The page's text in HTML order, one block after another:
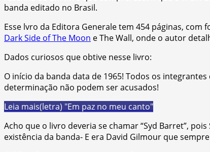
banda editado no Brasil.
Esse lvro da Editora Generale tem 454 páginas,
Dark Side of The Moon e The Wall, onde o autor
Dados curiosos que obtive nesse livro:
O início da banda data de 1965! Todos os
determinação não podem ser acusados!
Leia mais(letra) "Em paz no meu canto"
Acho que o livro deveria se chamar “Syd Barret”,
existência da banda- E era David Gilmour que